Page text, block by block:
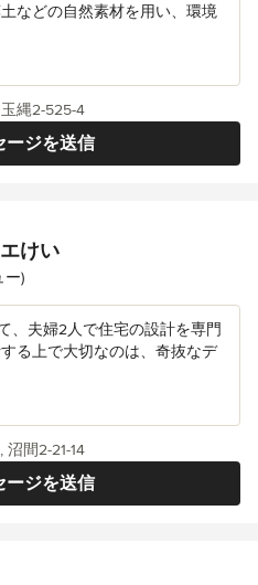
などの自然素材を用い、環境
ージを送信
縄2-525-4
けい
ー)
、夫婦2人で住宅の設計を専門
る上で大切なのは、奇抜なデ
ージを送信
間2-21-14